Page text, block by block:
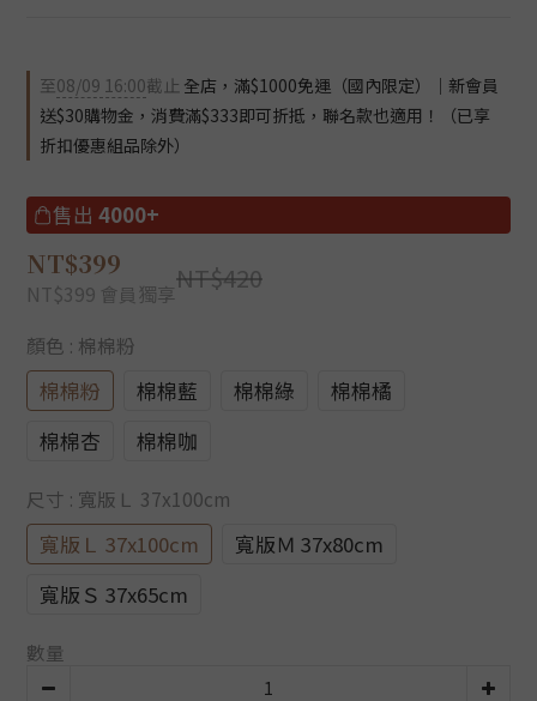
至08/09 16:00截止 全店，滿$1000免運（國內限定）｜新會員
送$30購物金，消費滿$333即可折抵，聯名款也適用！（已享
折扣優惠組品除外）
售出 4000+
NT$420
NT$399
NT$399 會員獨享
顏色 : 棉棉粉
棉棉粉 棉棉藍 棉棉綠
棉棉橘
棉棉杏
棉棉咖
尺寸 : 寬版Ｌ 37x100cm
寬版Ｌ 37x100cm
寬版Ｍ 37x80cm
寬版Ｓ 37x65cm
數量